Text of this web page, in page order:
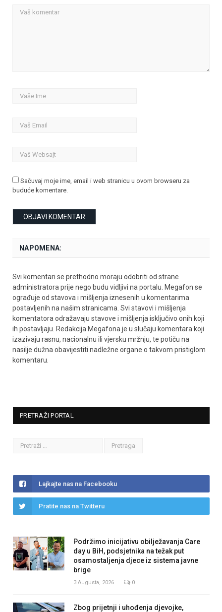
Sačuvaj moje ime, email i web stranicu u ovom browseru za
buduće komentare.
NAPOMENA:
Svi komentari se prethodno moraju odobriti od strane
administratora prije nego budu vidljivi na portalu. Megafon se
ograđuje od stavova i mišljenja iznesenih u komentarima
postavljenih na našim stranicama. Svi stavovi i mišljenja
komentatora odražavaju stavove i mišljenja isključivo onih koji
ih postavljaju. Redakcija Megafona je u slučaju komentara koji
izazivaju rasnu, nacionalnu ili vjersku mržnju, te potiču na
nasilje dužna obavijestiti nadležne organe o takvom pristiglom
komentaru.
PRETRAŽI PORTAL
Lajkajte nas na Facebooku
Pratite nas na Twitteru
Podržimo inicijativu obilježavanja Care
day u BiH, podsjetnika na težak put
osamostaljenja djece iz sistema javne
brige
3 Augusta, 2026 0
Zbog prijetnji i uhođenja djevojke,